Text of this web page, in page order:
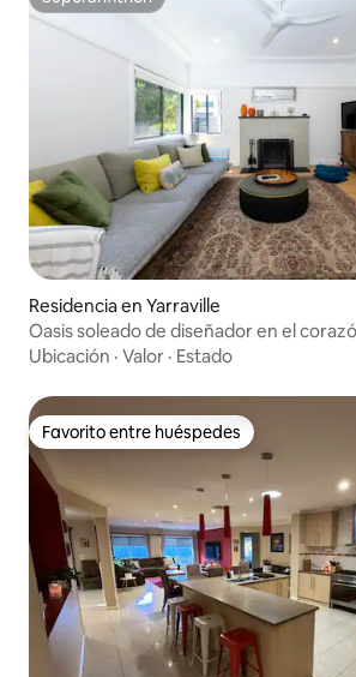
Superanfitrión
Residencia en Yarraville
Oasis soleado de diseñador en el
Ubicación · Valor · Estado
Favorito entre huéspedes
Favorito entre huéspedes